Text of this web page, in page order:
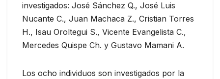
investigados: José Sánchez Q., José Luis
Nucante C., Juan Machaca Z., Cristian Torres
H., Isau Oroltegui S., Vicente Evangelista C.,
Mercedes Quispe Ch. y Gustavo Mamani A.
Los ocho individuos son investigados por la